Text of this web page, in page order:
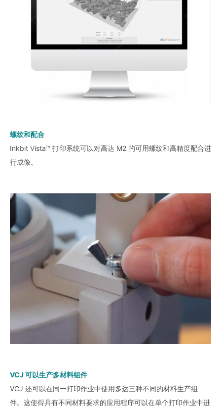
螺纹和配合
Inkbit Vista™ 打印系统可以对高达 M2 的可用螺纹和高精度配合进
行成像。
VCJ 可以生产多材料组件
VCJ 还可以在同一打印作业中使用多达三种不同的材料生产组
件。这使得具有不同材料要求的应用程序可以在单个打印作业中进